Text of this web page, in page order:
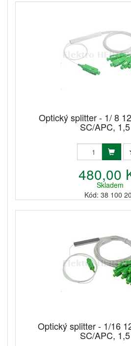
Optický splitter - 1/ 8
SC/APC,
480,00
Skladem
Kód: 38 100
Optický splitter - 1/16
SC/APC,